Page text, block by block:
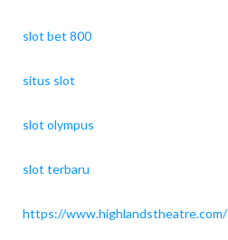
slot bet 800
situs slot
slot olympus
slot terbaru
https://www.highlandstheatre.com/